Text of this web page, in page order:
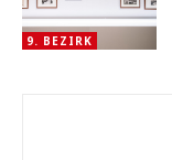
9. BEZIRK